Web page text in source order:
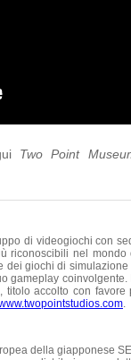
Two Point
di videogiochi con
riconoscibili nel
dei giochi di
gameplay
titolo accolto con favore
.
della giapponese